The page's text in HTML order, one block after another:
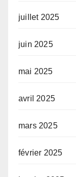
juillet 2025
juin 2025
mai 2025
avril 2025
mars 2025
février 2025